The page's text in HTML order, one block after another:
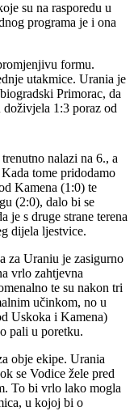
su na rasporedu u
programa je i ona
formu.
utakmice. Urania je
Primorac, da
doživjela 1:3 poraz od
nalazi na 6., a
tome pridodamo
Kamena (1:0) te
(2:0), dalo bi se
je s druge strane terena
dijela ljestvice.
za Uraniu je zasigurno
vrlo zahtjevna
te su nakon tri
učinkom, no u
Uskoka i Kamena)
pali u poretku.
obje ekipe. Urania
se Vodice žele pred
To bi vrlo lako mogla
u kojoj bi o